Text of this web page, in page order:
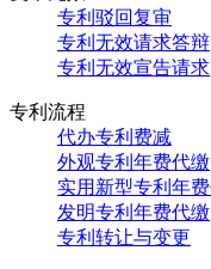
专利驳回复审
专利无效请求答辩
专利无效宣告请求
专利流程
代办专利费减
外观专利年费代缴
实用新型专利年
发明专利年费代缴
专利转让与变更